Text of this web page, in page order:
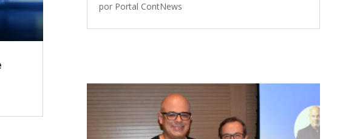
por Portal ContNews